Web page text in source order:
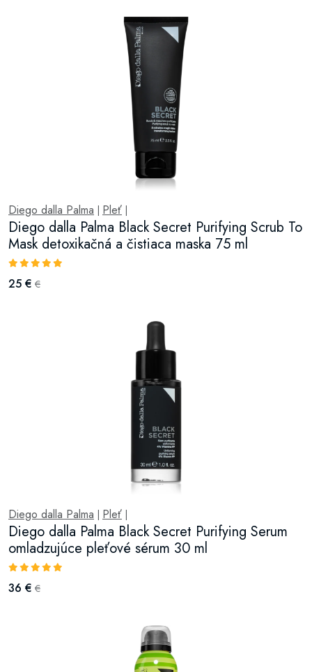
Diego dalla Palma Pleť
Diego dalla Palma Black Secret Purifying Scrub To
Mask detoxikačná a čistiaca maska 75 ml
25 € €
Diego dalla Palma Pleť
Diego dalla Palma Black Secret Purifying Serum
omladzujúce pleťové sérum 30 ml
36 € €